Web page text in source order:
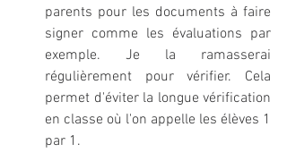
parents pour les documents à faire
signer comme les évaluations par
exemple. Je la ramasserai
régulièrement pour vérifier. Cela
permet d'éviter la longue vérification
en classe où l'on appelle les élèves 1
par 1.